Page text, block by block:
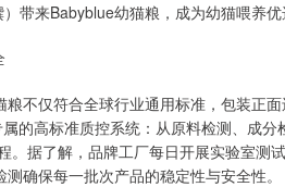
来Babyblue幼猫粮，成为幼猫喂养优
不仅符合全球行业通用标准，包装正
的高标准质控系统：从原料检测、成
据了解，品牌工厂每日开展实验室测
确保每一批次产品的稳定性与安全性。